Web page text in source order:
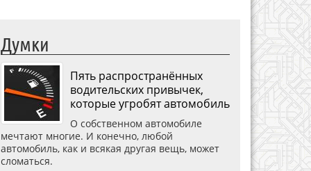
Думки
Пять распространённых
водительских привычек,
которые угробят автомобиль
О собственном автомобиле
мечтают многие. И конечно, любой
автомобиль, как и всякая другая вещь, может
сломаться.